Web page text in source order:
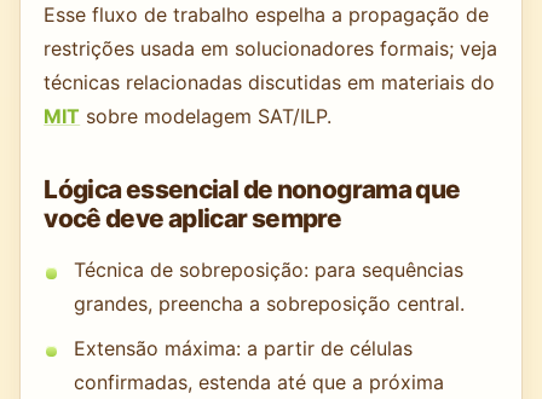
Esse fluxo de trabalho espelha a propagação de
restrições usada em solucionadores formais; veja
técnicas relacionadas discutidas em materiais do
MIT sobre modelagem SAT/ILP.
Lógica essencial de nonograma que
você deve aplicar sempre
Técnica de sobreposição: para sequências
grandes, preencha a sobreposição central.
Extensão máxima: a partir de células
confirmadas, estenda até que a próxima